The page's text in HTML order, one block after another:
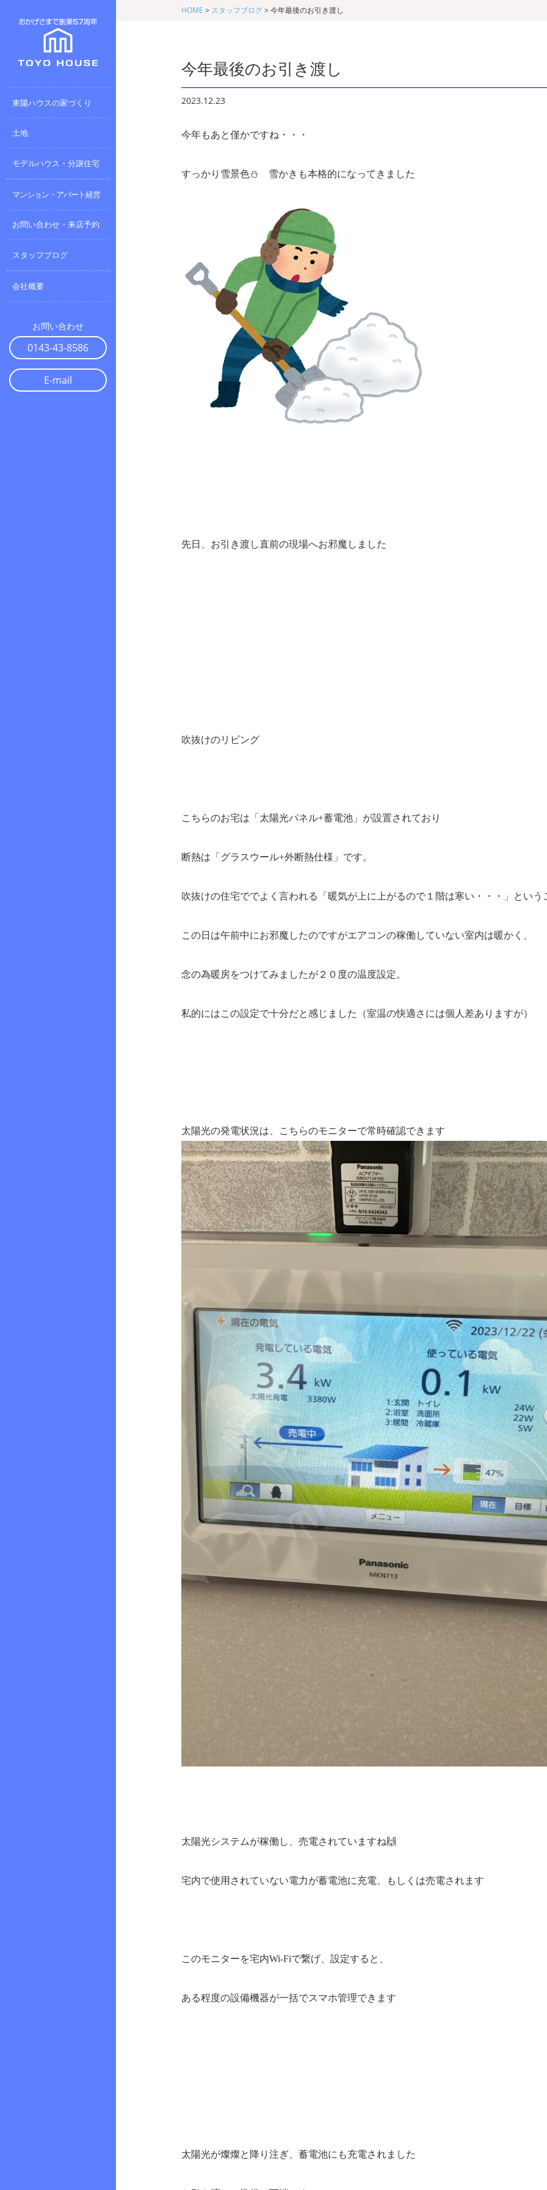
東陽ハウスの家づくり
土地
モデルハウス・分譲住宅
マンション・アパート経営
お問い合わせ・来店予約
スタッフブログ
会社概要
お問い合わせ
0143-43-8586
E-mail
HOME > スタッフブログ>今年最後のお引き渡し
今年最後のお引き渡し
2023.12.23
今年もあと僅かですね・・・
すっかり雪景色⛄ 雪かきも本格的になってきました
先日、お引き渡し直前の現場へお邪魔しました
吹抜けのリビング
こちらのお宅は「太陽光パネル+蓄電池」が設置されており
断熱は「グラスウール+外断熱仕様」です。
吹抜けの住宅ででよく言われる「暖気が上に上がるので１階は寒い・・・」という
この日は午前中にお邪魔したのですがエアコンの稼働していない室内は暖かく、
念の為暖房をつけてみましたが２０度の温度設定。
私的にはこの設定で十分だと感じました（室温の快適さには個人差ありますが）
太陽光の発電状況は、こちらのモニターで常時確認できます
太陽光システムが稼働し、売電されていますね🙌
宅内で使用されていない電力が蓄電池に充電、もしくは売電されます
このモニターを宅内Wi-Fiで繋げ、設定すると、
ある程度の設備機器が一括でスマホ管理できます
太陽光が燦燦と降り注ぎ、蓄電池にも充電されました